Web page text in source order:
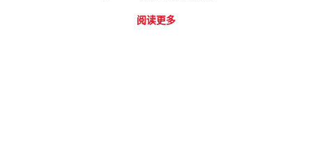
阅读更多